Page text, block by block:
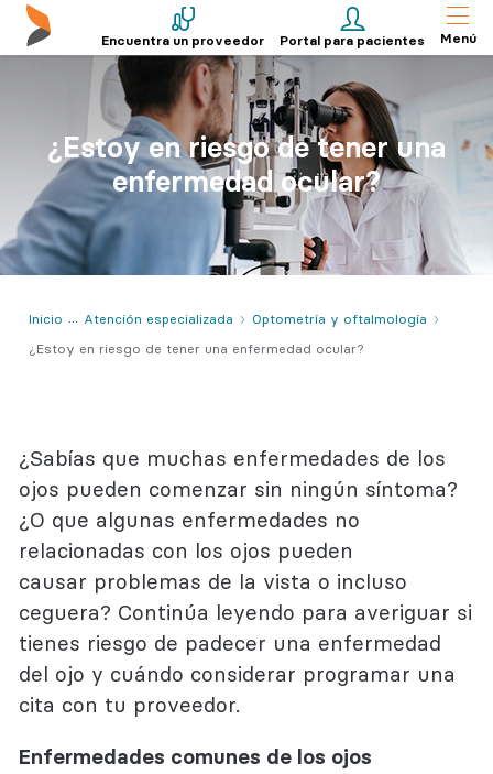
Encuentra un proveedor Portal para pacientes Menú
¿Estoy en riesgo de tener una
enfermedad ocular?
Inicio Atención especializada
Optometría y oftalmología
¿Estoy en riesgo de tener una enfermedad ocular?
¿Sabías que muchas enfermedades de los
ojos pueden comenzar sin ningún síntoma?
¿O que algunas enfermedades no
relacionadas con los ojos pueden
causar problemas de la vista o incluso
ceguera? Continúa leyendo para averiguar si
tienes riesgo de padecer una enfermedad
del ojo y cuándo considerar programar una
cita con tu proveedor.
Enfermedades comunes de los ojos